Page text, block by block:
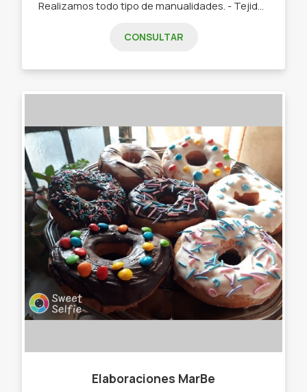
CONSULTAR
Elaboraciones MarBe